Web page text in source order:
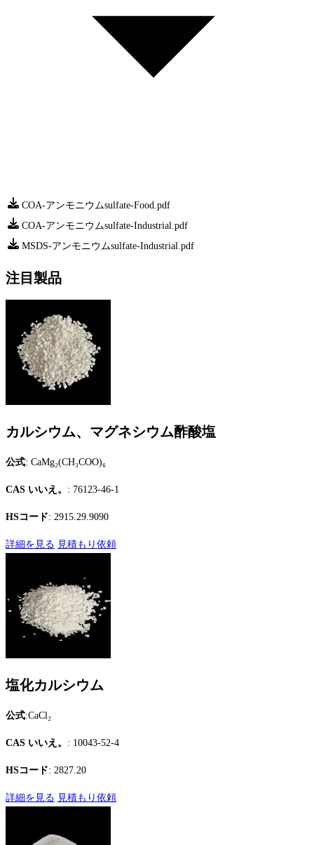
COA-アンモニウムsulfate-Food.pdf
COA-アンモニウムsulfate-Industrial.pdf
MSDS-アンモニウムsulfate-Industrial.pdf
注目製品
カルシウム、マグネシウム酢酸塩
公式: CaMg₂(CH₃COO)₆
CAS いいえ。 : 76123-46-1
HSコード: 2915.29.9090
詳細を見る 見積もり依頼
塩化カルシウム
公式:CaCl₂
CAS いいえ。 : 10043-52-4
HSコード: 2827.20
詳細を見る 見積もり依頼